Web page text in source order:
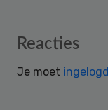
Reader
Reacties
Je moet